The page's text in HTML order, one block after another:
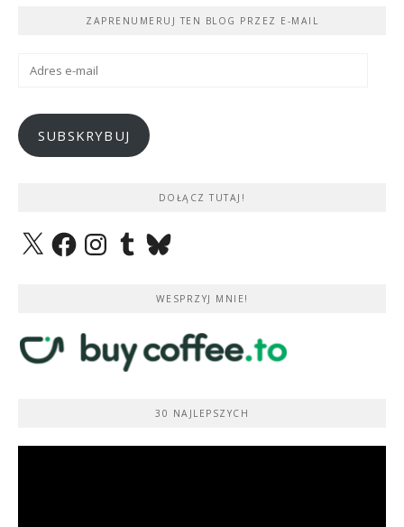
ZAPRENUMERUJ TEN BLOG PRZEZ E-MAIL
Adres
SUBSKRYBUJ
DOŁĄCZ TUTAJ!
X FacebookInstagramTumblrBluesky
WESPRZYJ MNIE!
30 NAJLEPSZYCH